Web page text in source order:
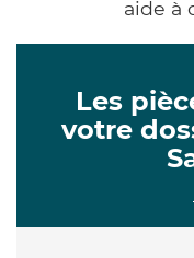
aide à
Les
votre